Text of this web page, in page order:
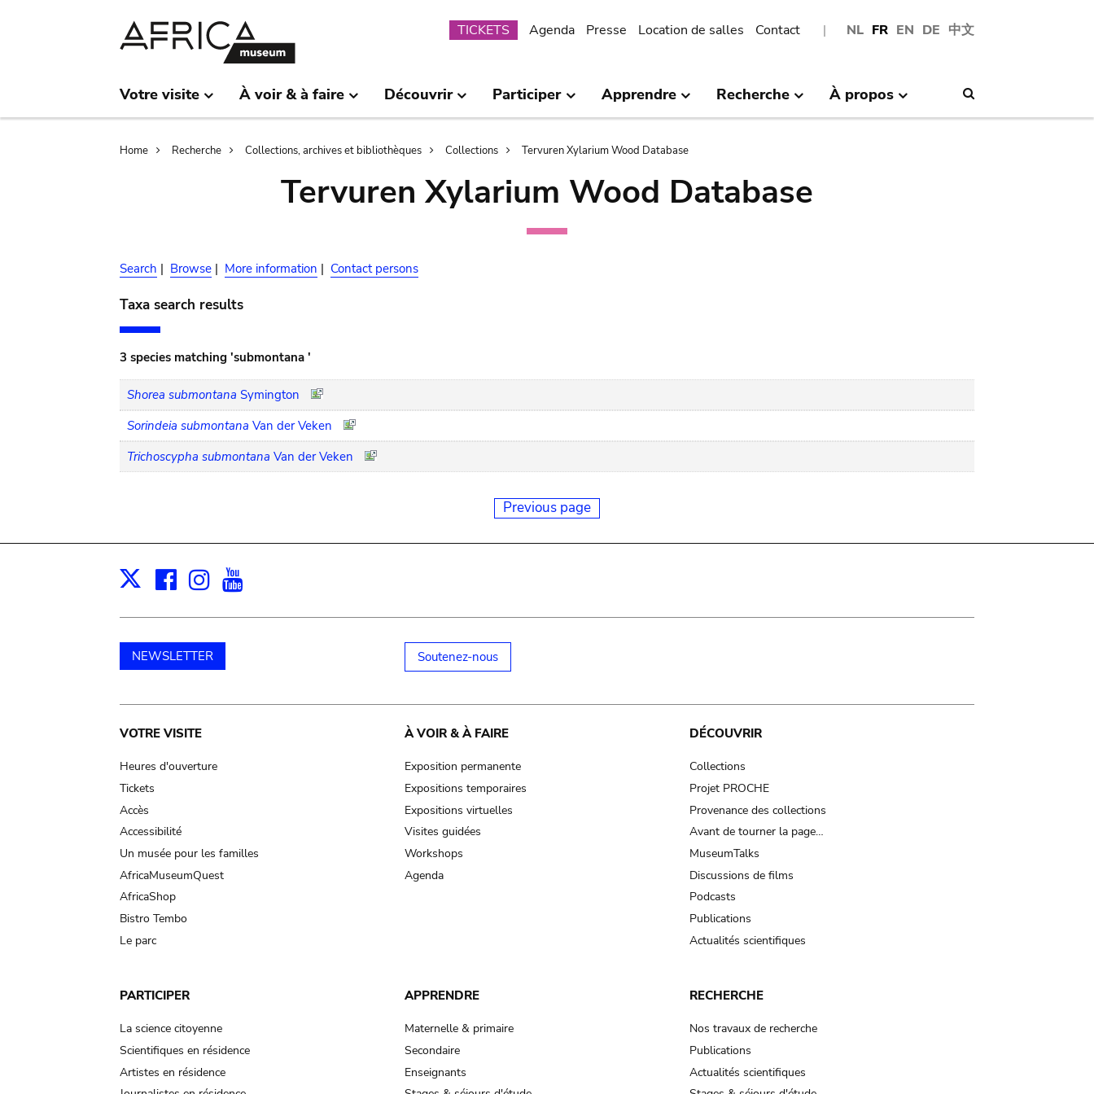
NL FR EN DE 中文
Submenu
TICKETS Agenda Presse Location de salles Contact
Votre visite À voir & à faire Découvrir Participer Apprendre Recherche À propos
Breadcrumb
Home Recherche Collections, archives et bibliothèques Collections Tervuren Xylarium Wood Database
Tervuren Xylarium Wood Database
Search | Browse | More information | Contact persons
Taxa search results
3 species matching 'submontana '
Shorea submontana Symington
Sorindeia submontana Van der Veken
Trichoscypha submontana Van der Veken
Previous page
X Facebook
Instagram
NEWSLETTER Soutenez-nous
Main
navigation
VOTRE VISITE
Heures d'ouverture
Tickets
Accès
Accessibilité
Un musée pour les familles
AfricaMuseumQuest
AfricaShop
Bistro Tembo
Le parc
À VOIR & À FAIRE
Exposition permanente
Expositions temporaires
Expositions virtuelles
Visites guidées
Workshops
Agenda
DÉCOUVRIR
Collections
Projet PROCHE
Provenance des collections
Avant de tourner la page…
MuseumTalks
Discussions de films
Podcasts
Publications
Actualités scientifiques
PARTICIPER
La science citoyenne
Scientifiques en résidence
Artistes en résidence
APPRENDRE
Maternelle & primaire
Secondaire
Enseignants
RECHERCHE
Nos travaux de recherche
Publications
Actualités scientifiques